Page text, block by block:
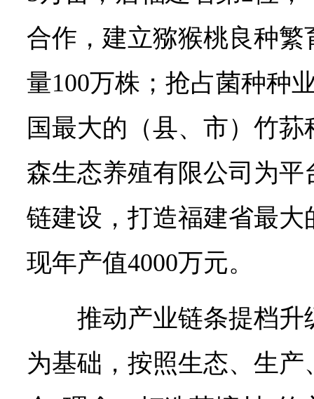
合作，建立猕猴桃良种
量100万株；抢占菌种种
国最大的（县、市）竹
森生态养殖有限公司为
链建设，打造福建省最
现年产值4000万元。
推动产业链条提档
为基础，按照生态、生产